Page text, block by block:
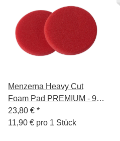
Menzerna Heavy Cut
Foam Pad PREMIUM - 95
23,80 € *
11,90 € pro 1 Stück